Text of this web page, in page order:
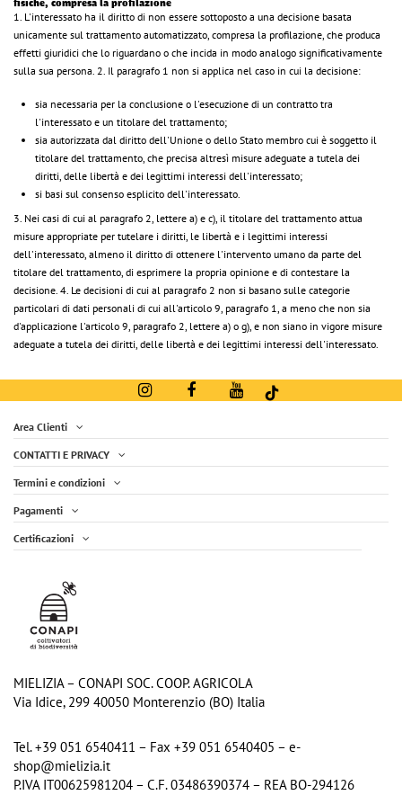
1. L'interessato ha il diritto di non essere sottoposto a una decisione basata
unicamente sul trattamento automatizzato, compresa la profilazione, che produca
effetti giuridici che lo riguardano o che incida in modo analogo significativamente
sulla sua persona. 2. Il paragrafo 1 non si applica nel caso in cui la decisione:
sia necessaria per la conclusione o l'esecuzione di un contratto tra
l'interessato e un titolare del trattamento;
sia autorizzata dal diritto dell'Unione o dello Stato membro cui è soggetto il
titolare del trattamento, che precisa altresì misure adeguate a tutela dei
diritti, delle libertà e dei legittimi interessi dell'interessato;
si basi sul consenso esplicito dell'interessato.
3. Nei casi di cui al paragrafo 2, lettere a) e c), il titolare del trattamento attua
misure appropriate per tutelare i diritti, le libertà e i legittimi interessi
dell'interessato, almeno il diritto di ottenere l'intervento umano da parte del
titolare del trattamento, di esprimere la propria opinione e di contestare la
decisione. 4. Le decisioni di cui al paragrafo 2 non si basano sulle categorie
particolari di dati personali di cui all'articolo 9, paragrafo 1, a meno che non sia
d'applicazione l'articolo 9, paragrafo 2, lettere a) o g), e non siano in vigore misure
adeguate a tutela dei diritti, delle libertà e dei legittimi interessi dell'interessato.
Area Clienti
CONTATTI E PRIVACY
Termini e condizioni
Pagamenti
Certificazioni
MIELIZIA – CONAPI SOC. COOP. AGRICOLA
Via Idice, 299 40050 Monterenzio (BO) Italia
Tel. +39 051 6540411 – Fax +39 051 6540405 – e-
shop@mielizia.it
P.IVA IT00625981204 – C.F. 03486390374 – REA BO-294126